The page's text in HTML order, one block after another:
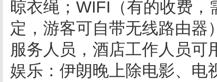
晾衣绳；WIFI（有的收费
定，游客可自带无线路由器
服务人员，酒店工作人员可
娱乐：伊朗晚上除电影、电